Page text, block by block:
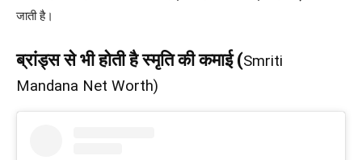
जाती है।
ब्रांड्स से भी होती है स्मृति की कमाई (Smriti
Mandana Net Worth)